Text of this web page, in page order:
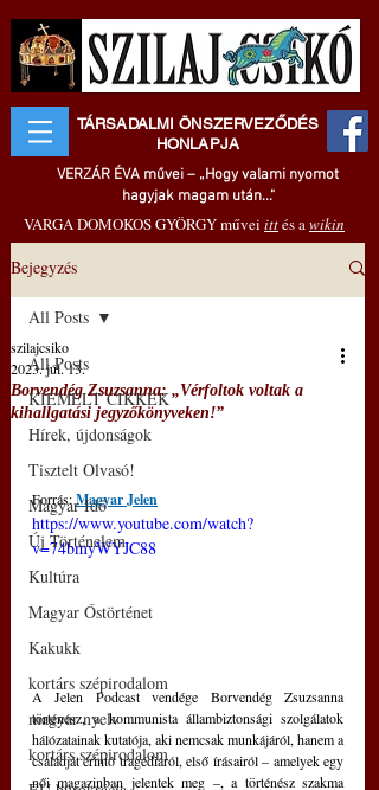
TÁRSADALMI ÖNSZERVEZŐDÉS
HONLAPJA
VERZÁR ÉVA művei – „Hogy valami nyomot
hagyjak magam után..."
VARGA DOMOKOS GYÖRGY művei ittés awikin
Bejegyzés
All Posts
KIEMELT CIKKEK
Hírek, újdonságok
Tisztelt Olvasó!
Magyar Idő
Új Történelem
Kultúra
Magyar Őstörténet
Kakukk
kortárs szépirodalom
magyar nyelv
kortárs szépirodalom
All Posts
Borvendég Zsuzsanna: „Vérfoltok voltak a
kihallgatási jegyzőkönyveken!”
szilajcsiko
2023. júl. 13.
Forrás: Magyar Jelen
https://www.youtube.com/watch?
v=74bmyWYJC88
A Jelen Podcast vendége Borvendég Zsuzsanna
történész, a kommunista állambiztonsági szolgálatok
hálózatainak kutatója, aki nemcsak munkájáról, hanem a
családját érintő tragédiáról, első írásairól – amelyek egy
női magazinban jelentek meg –, a történész szakma